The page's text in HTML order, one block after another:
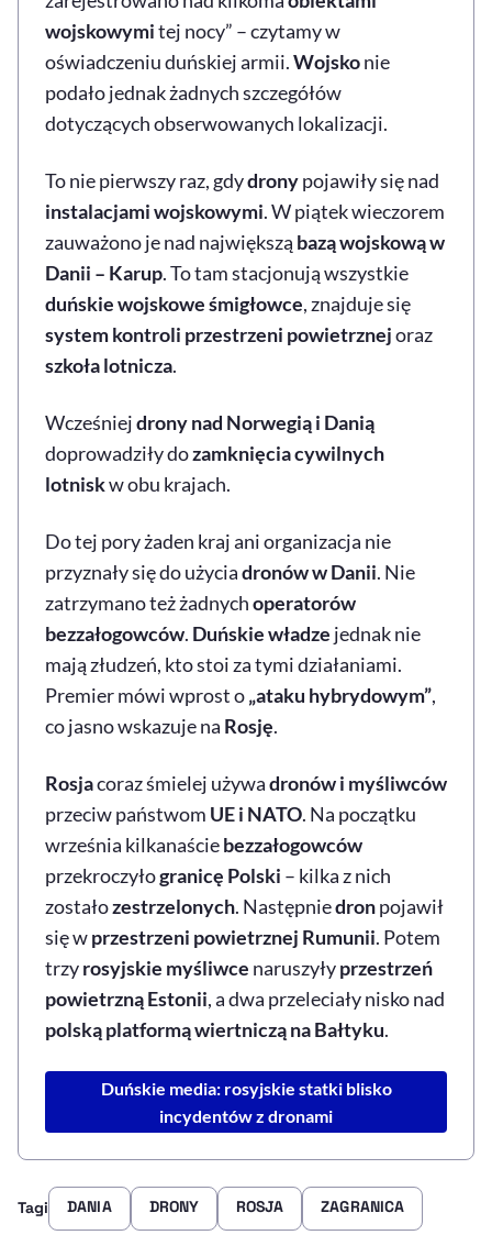
wojskowymitej nocy” – czytamy w
oświadczeniu duńskiej armii.Wojskonie
podało jednak żadnych szczegółów
dotyczących obserwowanych lokalizacji.
To nie pierwszy raz, gdydronypojawiły się nad
instalacjami wojskowymi. W piątek wieczorem
zauważono je nad największą bazą wojskową w
Danii – Karup. To tam stacjonują wszystkie
duńskie wojskowe śmigłowce, znajduje się
system kontroli przestrzeni powietrznejoraz
szkoła lotnicza.
Wcześniejdrony nad Norwegią i Danią
doprowadziły dozamknięcia cywilnych
lotniskw obu krajach.
Do tej pory żaden kraj ani organizacja nie
przyznały się do użyciadronów w Danii. Nie
zatrzymano też żadnychoperatorów
bezzałogowców. Duńskie władze jednak nie
mają złudzeń, kto stoi za tymi działaniami.
Premier mówi wprost o„ataku hybrydowym”,
co jasno wskazuje na Rosję.
Rosjacoraz śmielej używadronów i myśliwców
przeciw państwom UE i NATO. Na początku
września kilkanaściebezzałogowców
przekroczyłogranicę Polski – kilka z nich
zostałozestrzelonych. Następniedronpojawił
się wprzestrzeni powietrznej Rumunii. Potem
trzyrosyjskie myśliwce naruszyłyprzestrzeń
powietrzną Estonii, a dwa przeleciały nisko nad
polską platformą wiertniczą na Bałtyku.
Duńskie media: rosyjskie statki blisko
incydentów z dronami
Tagi DANIA DRONY ROSJA ZAGRANICA